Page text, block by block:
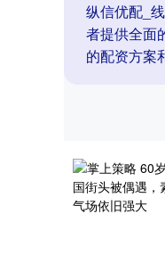
纵信优配_
者提供全面
的配资方案